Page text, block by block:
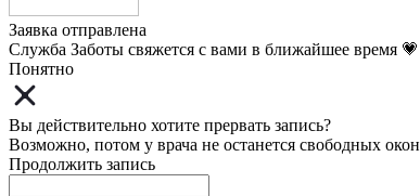
Заявка отправлена
Служба Заботы свяжется с вами в ближайшее время 💗
Понятно
Вы действительно хотите прервать запись?
Возможно, потом у врача не останется свободных окон
Продолжить запись